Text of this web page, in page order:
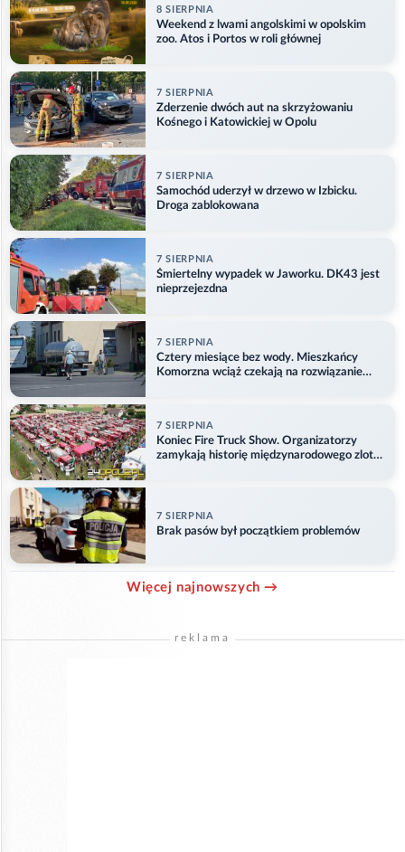
8 SIERPNIA
Weekend z lwami angolskimi w opolskim
zoo. Atos i Portos w roli głównej
7 SIERPNIA
Zderzenie dwóch aut na skrzyżowaniu
Kośnego i Katowickiej w Opolu
7 SIERPNIA
Samochód uderzył w drzewo w Izbicku.
Droga zablokowana
7 SIERPNIA
Śmiertelny wypadek w Jaworku. DK43 jest
nieprzejezdna
7 SIERPNIA
Cztery miesiące bez wody. Mieszkańcy
Komorzna wciąż czekają na rozwiązanie
7 SIERPNIA
Koniec Fire Truck Show. Organizatorzy
zamykają historię międzynarodowego zlotu
7 SIERPNIA
Brak pasów był początkiem problemów
Więcej najnowszych →
reklama